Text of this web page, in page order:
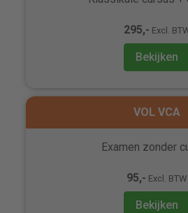
295,- Excl.
Bekijken
VOL VCA
Examen zonder
95,- Excl. BTW
Bekijken